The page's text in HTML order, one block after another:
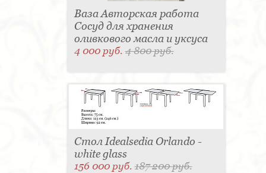
Ваза Авторская работа
Сосуд для хранения
оливкового масла и уксуса
4 000 руб.4 800 руб.
Стол Idealsedia Orlando -
white glass
156 000 руб.187 200 руб.